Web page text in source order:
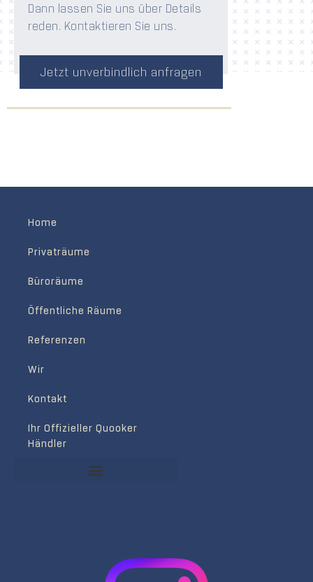
Dann lassen Sie uns über Details
reden. Kontaktieren Sie uns.
Jetzt unverbindlich anfragen​
Home
Privaträume
Büroräume
Öffentliche Räume
Referenzen
Wir
Kontakt
Ihr Offizieller Quooker
Händler